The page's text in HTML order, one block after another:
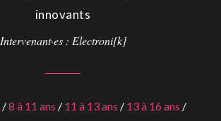
innovants
Intervenant·es : Electroni[k]
/8 à 11 ans / 11 à 13 ans / 13 à 16 ans /